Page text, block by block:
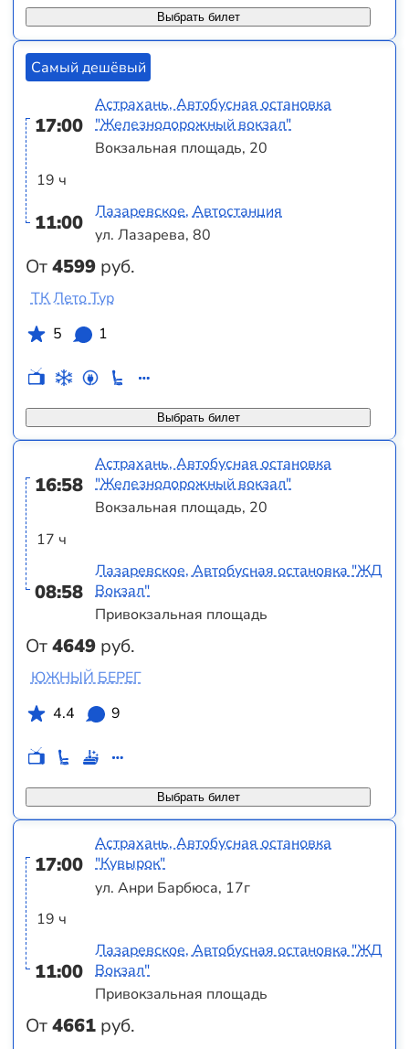
Выбрать билет
Самый дешёвый
17:00
19 ч
11:00
От4599 руб.
Астрахань, Автобусная остановка
"Железнодорожный вокзал"
Вокзальная площадь, 20
Лазаревское, Автостанция
ул. Лазарева, 80
Выбрать билет
ТК Лето Тур
5
1
16:58
17 ч
08:58
От4649 руб.
Астрахань, Автобусная остановка
"Железнодорожный вокзал"
Вокзальная площадь, 20
Лазаревское, Автобусная остановка "ЖД
Вокзал"
Привокзальная площадь
Выбрать билет
ЮЖНЫЙ БЕРЕГ
4.4
9
17:00
19 ч
11:00
От4661 руб.
Астрахань, Автобусная остановка
"Кувырок"
ул. Анри Барбюса, 17г
Лазаревское, Автобусная остановка "ЖД
Вокзал"
Привокзальная площадь